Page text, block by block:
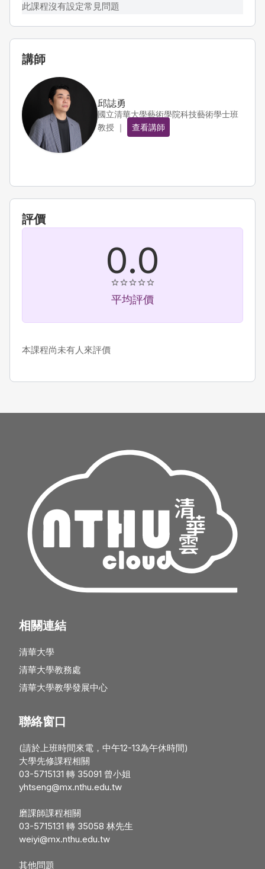
此課程沒有設定常見問題
講師
邱誌勇
國立清華大學藝術學院科技藝術學士班
教授 ｜
查看講師
評價
0.0
平均評價
本課程尚未有人來評價
相關連結
清華大學
清華大學教務處
清華大學教學發展中心
聯絡窗口
(請於上班時間來電，中午12-13為午休時間)
大學先修課程相關
03-5715131 轉 35091 曾小姐
yhtseng@mx.nthu.edu.tw
磨課師課程相關
03-5715131 轉 35058 林先生
weiyi@mx.nthu.edu.tw
其他問題